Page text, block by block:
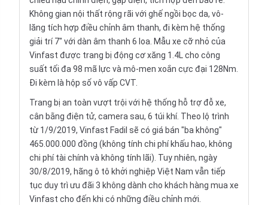
Không gian nội thất rộng rãi với ghế ngồi bọc da, vô-
lăng tích hợp điều chỉnh âm thanh, đi kèm hệ thống
giải trí 7" với dàn âm thanh 6 loa. Mẫu xe cỡ nhỏ của
Vinfast được trang bị động cơ xăng 1.4L cho công
suất tối đa 98 mã lực và mô-men xoắn cực đại 128Nm.
Đi kèm là hộp số vô vấp CVT.
Trang bị an toàn vượt trội với hệ thống hỗ trợ đỗ xe,
cân bằng điện tử, camera sau, 6 túi khí. Theo lộ trình
từ 1/9/2019, Vinfast Fadil sẽ có giá bán "ba không"
465.000.000 đồng (không tính chi phí khấu hao, không
chi phí tài chính và không tính lãi). Tuy nhiên, ngày
30/8/2019, hãng ô tô khởi nghiệp Việt Nam vẫn tiếp
tục duy trì ưu đãi 3 không dành cho khách hàng mua xe
Vinfast cho đến khi có những điều chỉnh mới.